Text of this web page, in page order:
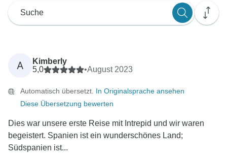
A
Kimberly
5,0
•August 2023
Automatisch übersetzt. In Originalsprache ansehen
Diese Übersetzung bewerten
Dies war unsere erste Reise mit Intrepid und wir waren
begeistert. Spanien ist ein wunderschönes Land;
Südspanien ist...